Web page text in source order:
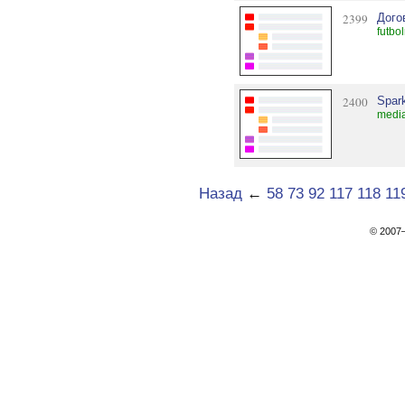
2399
2400
Назад ← 58 73 92 117 118
©